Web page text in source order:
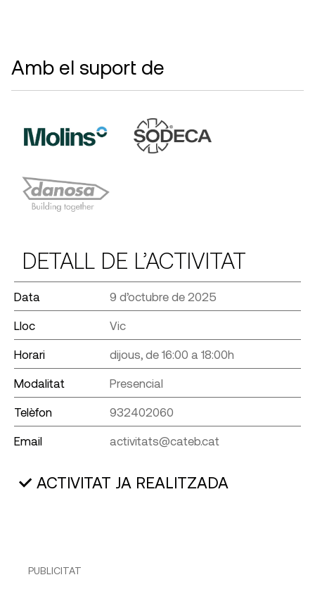
Amb el suport de
DETALL DE L’ACTIVITAT
Data 9 d’octubre de 2025
Lloc Vic
Horari dijous, de 16:00 a 18:00h
Modalitat Presencial
Telèfon 932402060
Email activitats@cateb.cat
ACTIVITAT JA REALITZADA
PUBLICITAT